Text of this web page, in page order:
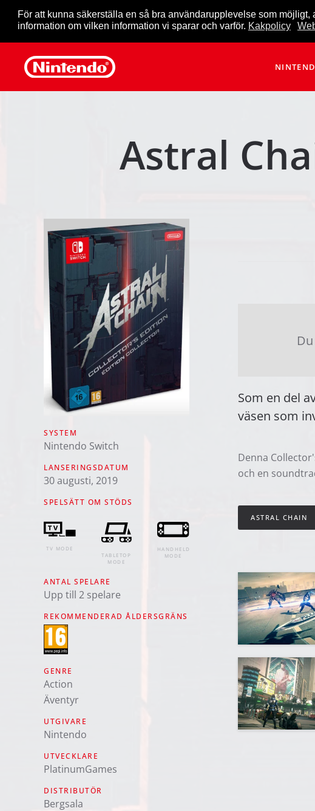
För att kunna säkerställa en så bra användarupplevelse som
information om vilken information vi sparar och varför. Kakpolicy
Skip to main content
Astral
SYSTEM
Nintendo Switch
LANSERINGSDATUM
30 augusti, 2019
SPELSÄTT OM STÖDS
TV MODE
TABLETOP
MODE
HANDHELD
MODE
ANTAL SPELARE
Upp till 2 spelare
REKOMMENDERAD ÅLDERSGRÄNS
GENRE
Action
Äventyr
UTGIVARE
Nintendo
UTVECKLARE
PlatinumGames
DISTRIBUTÖR
Bergsala
Som en del
väsen som
Denna
och en
ASTRAL CHAIN